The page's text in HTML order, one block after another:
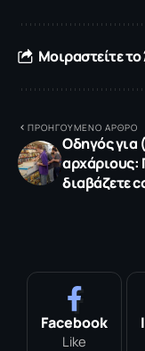
Μοιραστείτε
ΠΡΟΗΓΟΥΜΕΝΟ ΑΡΘΡΟ
Οδηγός για
αρχάριους:
διαβάζετε
Facebook
Like